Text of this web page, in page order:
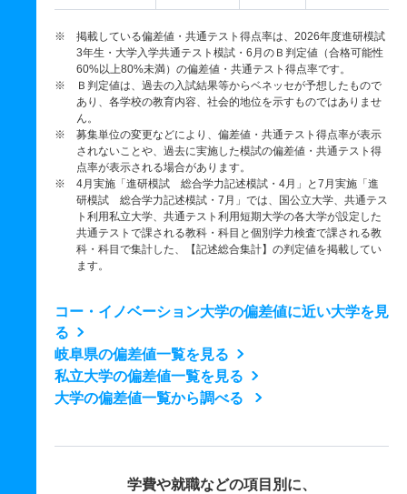
※ 掲載している偏差値・共通テスト得点率は、2026年度進研模試
3年生・大学入学共通テスト模試・6月のＢ判定値（合格可能性
60%以上80%未満）の偏差値・共通テスト得点率です。
※ Ｂ判定値は、過去の入試結果等からベネッセが予想したもので
あり、各学校の教育内容、社会的地位を示すものではありませ
ん。
※ 募集単位の変更などにより、偏差値・共通テスト得点率が表示
されないことや、過去に実施した模試の偏差値・共通テスト得
点率が表示される場合があります。
※ 4月実施「進研模試 総合学力記述模試・4月」と7月実施「進
研模試 総合学力記述模試・7月」では、国公立大学、共通テス
ト利用私立大学、共通テスト利用短期大学の各大学が設定した
共通テストで課される教科・科目と個別学力検査で課される教
科・科目で集計した、【記述総合集計】の判定値を掲載してい
ます。
コー・イノベーション大学の偏差値に近い大学を見
る
岐阜県の偏差値一覧を見る
私立大学の偏差値一覧を見る
大学の偏差値一覧から調べる
学費や就職などの項目別に、